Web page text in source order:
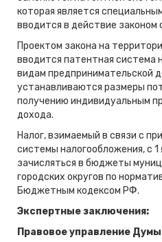
которая является
вводится в действие законом
Проектом закона на
вводится патентная система
видам предпринимательской
устанавливаются размеры
получению индивидуальным
дохода.
Налог, взимаемый в связи с
системы налогообложения, с 1
зачисляться в бюджеты
городских округов по
Бюджетным кодексом РФ.
Экспертные заключения:
Правовое управление Думы